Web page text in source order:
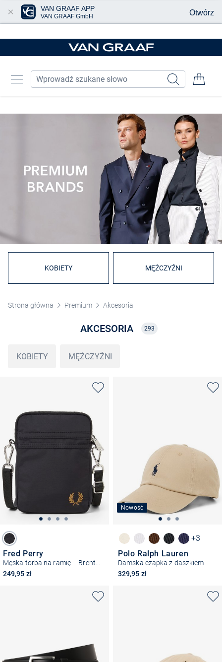
KOBIETY MĘŻCZYŹNI
Strona główna Premium Akcesoria
AKCESORIA 293
KOBIETY MĘŻCZYŹNI
Fred Perry
249,95 zł
Nowość
+3
Polo Ralph Lauren
Damska czapka z daszkiem
329,95 zł
VAN GRAAF APP
VAN GRAAF GmbH Otwórz